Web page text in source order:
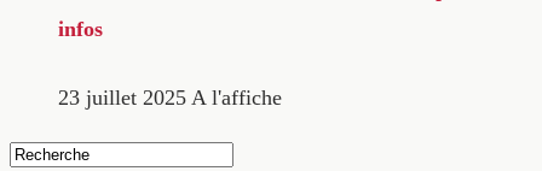
infos
23 juillet 2025 A l'affiche